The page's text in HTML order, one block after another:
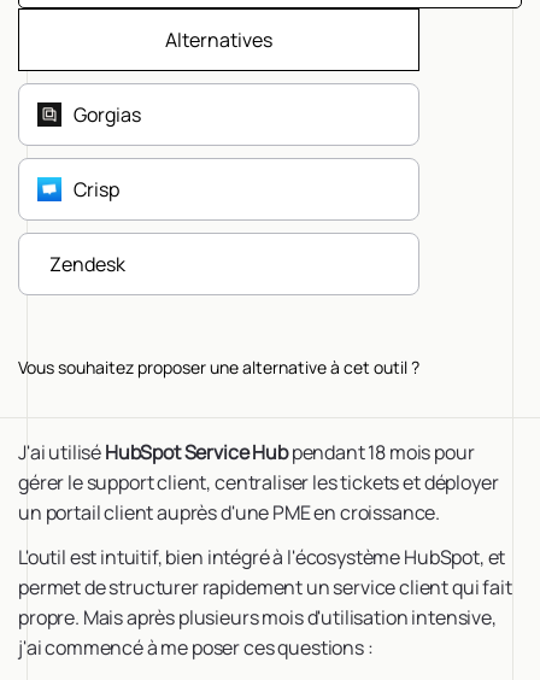
Alternatives
Gorgias
Crisp
Zendesk
Vous souhaitez proposer une alternative à cet outil ?
J'ai utiliséHubSpot Service Hubpendant 18 mois pour
gérer le support client, centraliser les tickets et déployer
un portail client auprès d'une PME en croissance.
L'outil est intuitif, bien intégré à l'écosystème HubSpot, et
permet de structurer rapidement un service client qui fait
propre. Mais après plusieurs mois d'utilisation intensive,
j'ai commencé à me poser ces questions :